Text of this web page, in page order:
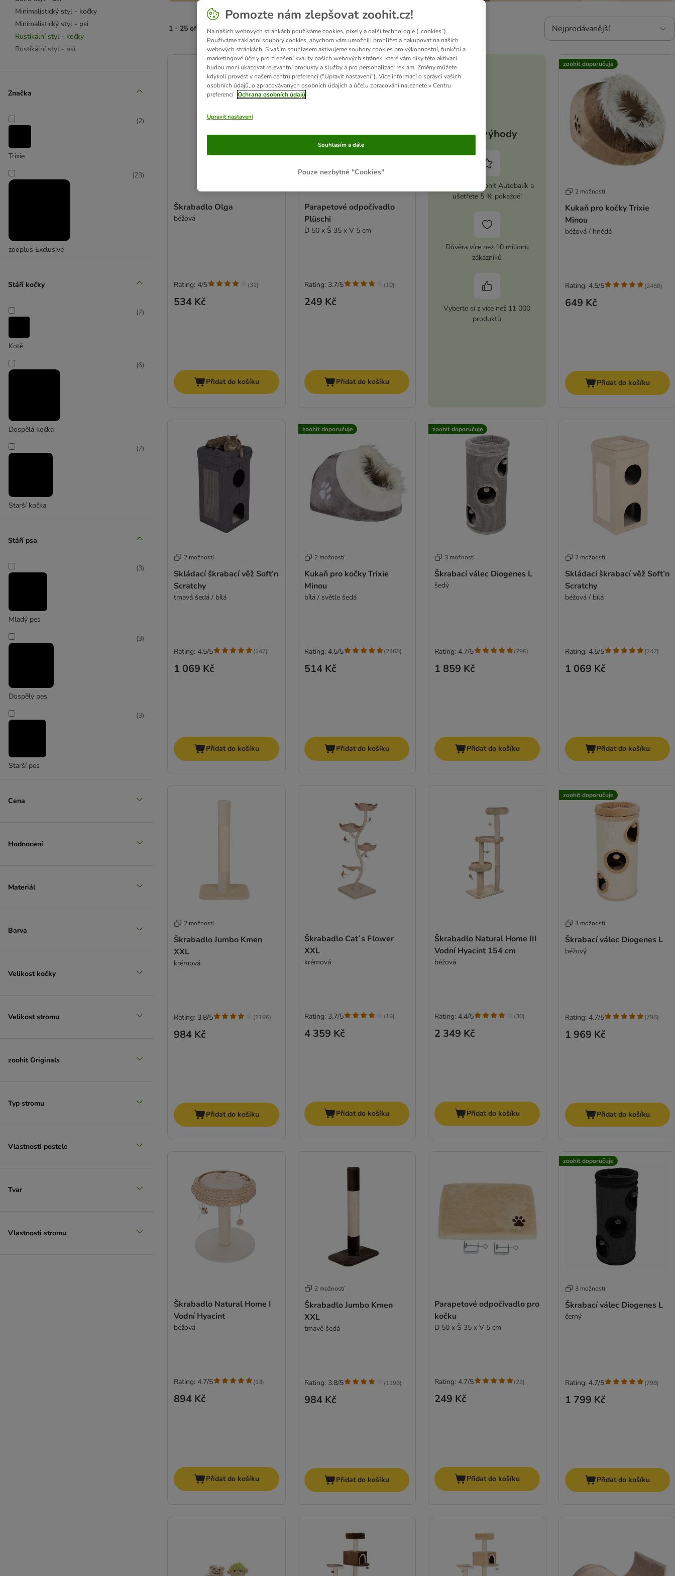
Minimalistický styl - kočky
Minimalistický styl - psi
Rustikální styl - kočky
Rustikální styl - psi
Značka
Trixie
(2)
zooplus Exclusive
(23)
Stáří kočky
Kotě
(7)
Dospělá kočka
(6)
Starší kočka
(7)
Stáří psa
Mladý pes
(3)
Dospělý pes
(3)
Starší pes
(3)
Cena
Hodnocení
Materiál
Barva
Velikost kočky
Velikost stromu
zoohit Originals
Typ stromu
Vlastnosti postele
Tvar
Vlastnosti stromu
1 - 25 of 25 výsledků Nejprodávanější
product items have been changed
Škrabadlo Olga
béžová
534 Kč
Rating: 4/5 (31)
Přidat do košíku
Parapetové odpočívadlo
Plüschi
D 50 x Š 35 x V 5 cm
249 Kč
Rating: 3.7/5 (10)
Přidat do košíku
Vaše výhody
Aktivujte si zoohit Autobalík a
ušetřete 5 % pokaždé!
Důvěra více než 10 milionů
zákazníků
Vyberte si z více než 11 000
produktů
zoohit doporučuje
2 možností
Kukaň pro kočky Trixie
Minou
béžová / hnědá
649 Kč
Rating: 4.5/5 (2468)
Přidat do košíku
2 možností
Skládací škrabací věž Soft’n
Scratchy
tmavá šedá / bílá
1 069 Kč
Rating: 4.5/5 (247)
Přidat do košíku
zoohit doporučuje
2 možností
Kukaň pro kočky Trixie
Minou
bílá / světle šedá
514 Kč
Rating: 4.5/5 (2468)
Přidat do košíku
zoohit doporučuje
3 možností
Škrabací válec Diogenes L
šedý
1 859 Kč
Rating: 4.7/5 (796)
Přidat do košíku
2 možností
Skládací škrabací věž Soft’n
Scratchy
béžová / bílá
1 069 Kč
Rating: 4.5/5 (247)
Přidat do košíku
2 možností
Škrabadlo Jumbo Kmen
XXL
krémová
984 Kč
Rating: 3.8/5 (1196)
Přidat do košíku
Škrabadlo Cat´s Flower
XXL
krémová
4 359 Kč
Rating: 3.7/5 (19)
Přidat do košíku
Škrabadlo Natural Home III
Vodní Hyacint 154 cm
béžová
2 349 Kč
Rating: 4.4/5 (30)
Přidat do košíku
zoohit doporučuje
3 možností
Škrabací válec Diogenes L
béžový
1 969 Kč
Rating: 4.7/5 (796)
Přidat do košíku
Škrabadlo Natural Home I
Vodní Hyacint
béžová
894 Kč
Rating: 4.7/5 (13)
Přidat do košíku
2 možností
Škrabadlo Jumbo Kmen
XXL
tmavě šedá
984 Kč
Rating: 3.8/5 (1196)
Přidat do košíku
Parapetové odpočívadlo pro
kočku
D 50 x Š 35 x V 5 cm
249 Kč
Rating: 4.7/5 (23)
Přidat do košíku
zoohit doporučuje
3 možností
Škrabací válec Diogenes L
černý
1 799 Kč
Rating: 4.7/5 (796)
Přidat do košíku
Pomozte nám zlepšovat zoohit.cz!
Na našich webových stránkách používáme cookies, pixely a další technologie („cookies“).
Používáme základní soubory cookies, abychom vám umožnili prohlížet a nakupovat na našich
webových stránkách. S vaším souhlasem aktivujeme soubory cookies pro výkonnostní, funkční a
marketingové účely pro zlepšení kvality našich webových stránek, které vám díky této aktivaci
budou moci ukazovat relevantní produkty a služby a pro personalizaci reklam. Změny můžete
kdykoli provést v našem centru preferencí ("Upravit nastavení"). Více informací o správci vašich
osobních údajů, o zpracovávaných osobních údajích a účelu zpracování naleznete v Centru
preferencí Ochrana osobních údajů
Upravit nastavení
Pouze nezbytné "Cookies"
Souhlasím a dále